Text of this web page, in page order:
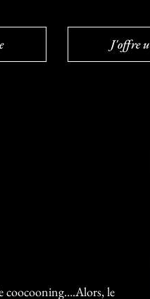
J'offre
coocooning….Alors, le